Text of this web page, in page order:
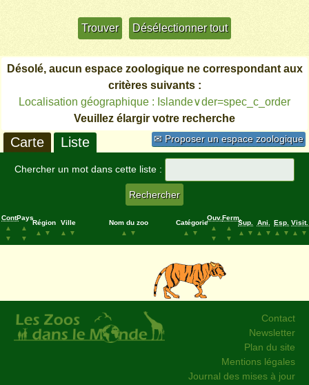
Désolé, aucun espace zoologique ne correspondant aux
critères suivants :
Localisation géographique : Islande∨der=spec_c_order
Veuillez élargir votre recherche
✉ Proposer un espace zoologique
Carte Liste
Chercher un mot dans cette liste :
Cont.
▲
▼
Pays
▲
▼
Région
▲
▼
Ville
▲
▼
Nom du zoo
▲
▼
Catégorie
▲
▼
Ouv.
▲
▼
Ferm.
▲
▼
Sup.
▲
▼
Ani.
▲
▼
Esp.
▲
▼
Visit.
▲
▼
Contact
Newsletter
Plan du site
Mentions légales
Journal des mises à jour